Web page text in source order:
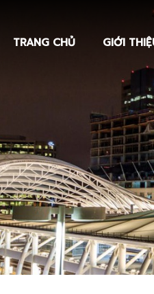
TRANG CHỦ GIỚI